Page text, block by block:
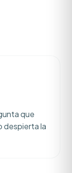
que
despierta la